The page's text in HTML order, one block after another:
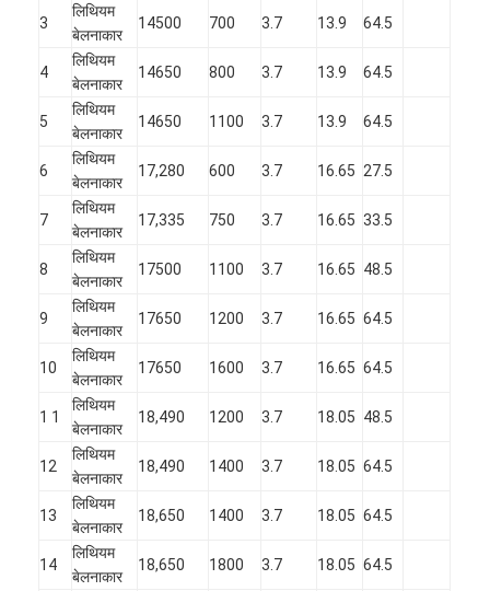
3
लिथियम
बेलनाकार
14500 700 3.7 13.9 64.5
4
लिथियम
बेलनाकार
14650 800 3.7 13.9 64.5
5
लिथियम
बेलनाकार
14650 1100 3.7 13.9 64.5
6
लिथियम
बेलनाकार
17,280 600 3.7 16.65 27.5
7
लिथियम
बेलनाकार
17,335 750 3.7 16.65 33.5
8
लिथियम
बेलनाकार
17500 1100 3.7 16.65 48.5
9
लिथियम
बेलनाकार
17650 1200 3.7 16.65 64.5
10
लिथियम
बेलनाकार
17650 1600 3.7 16.65 64.5
1 1
लिथियम
बेलनाकार
18,490 1200 3.7 18.05 48.5
12
लिथियम
बेलनाकार
18,490 1400 3.7 18.05 64.5
13
लिथियम
बेलनाकार
18,650 1400 3.7 18.05 64.5
14
लिथियम
बेलनाकार
18,650 1800 3.7 18.05 64.5